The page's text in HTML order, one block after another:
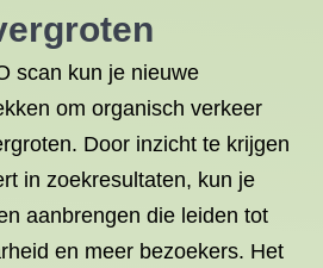
scan kun je nieuwe
om organisch verkeer
Door inzicht te krijgen
in zoekresultaten, kun je
aanbrengen die leiden tot
en meer bezoekers. Het